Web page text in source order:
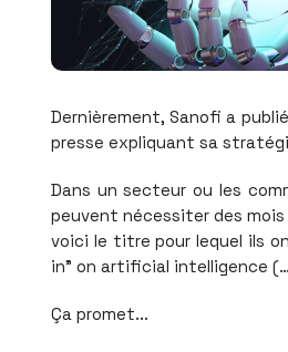
Dernièrement, Sanofi a
presse expliquant sa
Dans un secteur ou les
peuvent nécessiter des
voici le titre pour lequel ils
in" on artificial intelligence
Ça promet...